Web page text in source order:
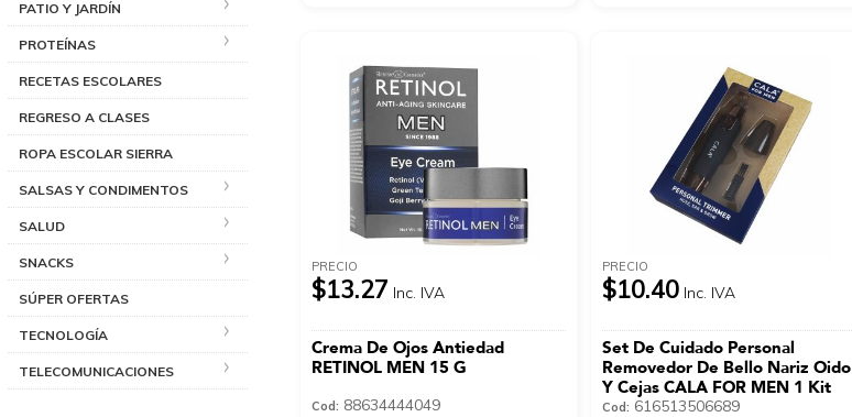
PATIO Y JARDÍN
PROTEÍNAS
RECETAS ESCOLARES
REGRESO A CLASES
ROPA ESCOLAR SIERRA
SALSAS Y CONDIMENTOS
SALUD
SNACKS
SÚPER OFERTAS
TECNOLOGÍA
TELECOMUNICACIONES
PRECIO
$13.27 Inc. IVA
Crema De Ojos Antiedad
RETINOL MEN 15 G
Cod: 88634444049
PRECIO
$10.40 Inc. IVA
Set De Cuidado Personal
Removedor De Bello Nariz Oido
Y Cejas CALA FOR MEN 1 Kit
Cod: 616513506689